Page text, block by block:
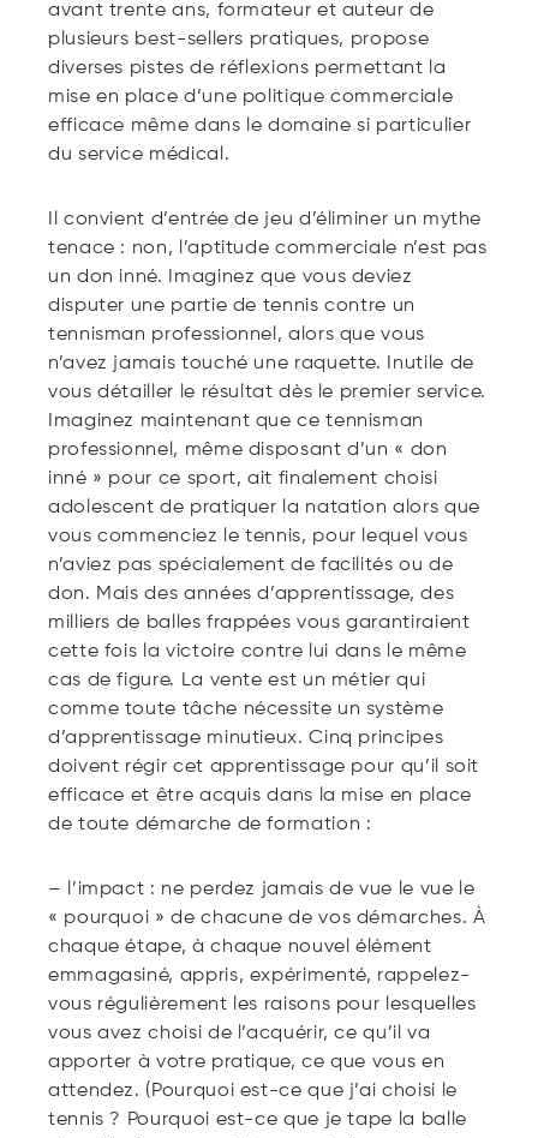
avant trente ans, formateur et auteur de
plusieurs best-sellers pratiques, propose
diverses pistes de réflexions permettant la
mise en place d’une politique commerciale
efficace même dans le domaine si particulier
du service médical.
Il convient d’entrée de jeu d’éliminer un mythe
tenace : non, l’aptitude commerciale n’est pas
un don inné. Imaginez que vous deviez
disputer une partie de tennis contre un
tennisman professionnel, alors que vous
n’avez jamais touché une raquette. Inutile de
vous détailler le résultat dès le premier service.
Imaginez maintenant que ce tennisman
professionnel, même disposant d’un « don
inné » pour ce sport, ait finalement choisi
adolescent de pratiquer la natation alors que
vous commenciez le tennis, pour lequel vous
n’aviez pas spécialement de facilités ou de
don. Mais des années d’apprentissage, des
milliers de balles frappées vous garantiraient
cette fois la victoire contre lui dans le même
cas de figure. La vente est un métier qui
comme toute tâche nécessite un système
d’apprentissage minutieux. Cinq principes
doivent régir cet apprentissage pour qu’il soit
efficace et être acquis dans la mise en place
de toute démarche de formation :
– l’impact : ne perdez jamais de vue le vue le
« pourquoi » de chacune de vos démarches. À
chaque étape, à chaque nouvel élément
emmagasiné, appris, expérimenté, rappelez-
vous régulièrement les raisons pour lesquelles
vous avez choisi de l’acquérir, ce qu’il va
apporter à votre pratique, ce que vous en
attendez. (Pourquoi est-ce que j’ai choisi le
tennis ? Pourquoi est-ce que je tape la balle